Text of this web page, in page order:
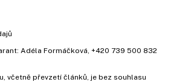
Adéla Formáčková +420 739 500 832
včetně převzetí článků, je bez souhlasu